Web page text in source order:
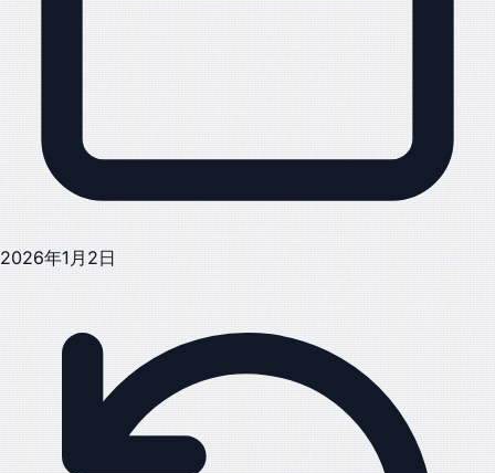
2026年1月2日